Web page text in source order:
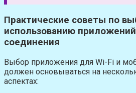
Практические советы по
использованию
соединения
Выбор приложения для Wi-Fi и
должен основываться на
аспектах: